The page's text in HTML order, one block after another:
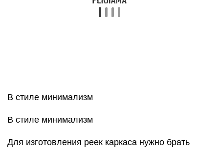
В стиле минимализм
В стиле минимализм
Для изготовления реек каркаса нужно брать